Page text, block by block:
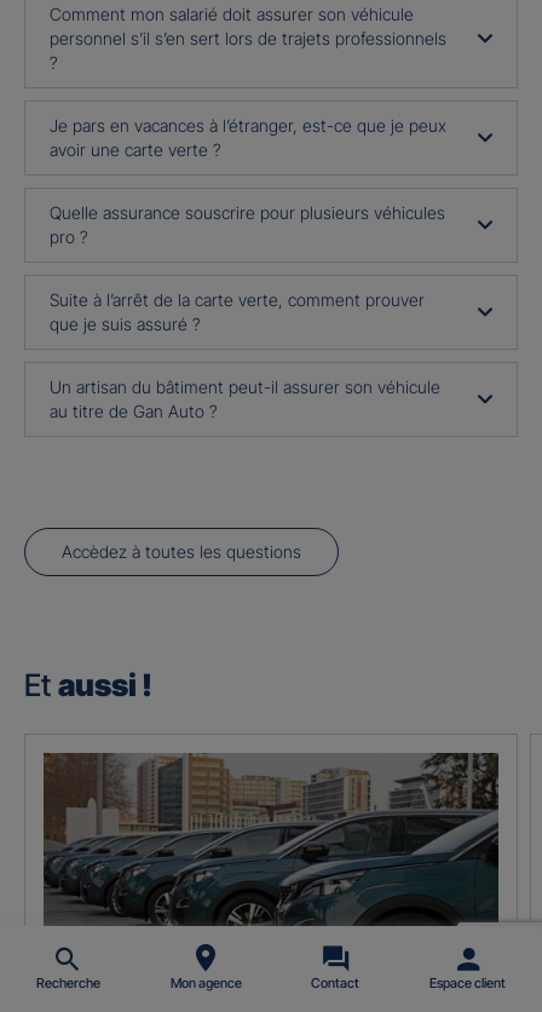
Comment mon salarié doit assurer son véhicule
personnel s’il s’en sert lors de trajets professionnels
?
Je pars en vacances à l’étranger, est-ce que je peux
avoir une carte verte ?
Quelle assurance souscrire pour plusieurs véhicules
pro ?
Suite à l’arrêt de la carte verte, comment prouver
que je suis assuré ?
Un artisan du bâtiment peut-il assurer son véhicule
au titre de Gan Auto ?
Accèdez à toutes les questions
Et aussi !
Recherche Mon agence Contact Espace client